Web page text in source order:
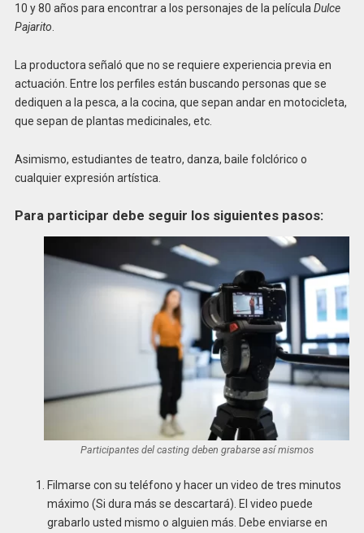
10 y 80 años para encontrar a los personajes de la película Dulce
Pajarito
La productora señaló que no se requiere experiencia previa en
actuación. Entre los perfiles están buscando personas que se
dediquen a la pesca, a la cocina, que sepan andar en motocicleta,
que sepan de plantas medicinales, etc.
Asimismo, estudiantes de teatro, danza, baile folclórico o
cualquier expresión artística.
Para participar debe seguir los siguientes pasos:
Participantes del casting deben grabarse así mismos
Filmarse con su teléfono y hacer un video de tres minutos
máximo (Si dura más se descartará). El video puede
grabarlo usted mismo o alguien más. Debe enviarse en